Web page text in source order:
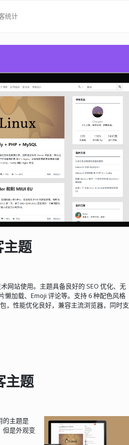
统计
题
网站使用。主题具备良好的 SEO 优化、无
加载、Emoji 评论等。支持 6 种配色风格
，性能优化良好，兼容主流浏览器，同时支
主题
的主题是
但是外观变